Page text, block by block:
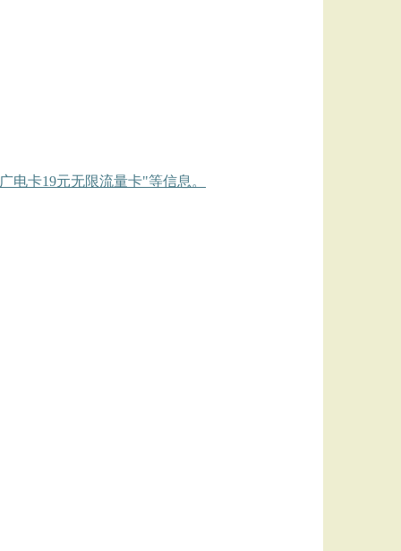
卡19元无限流量卡"等信息。